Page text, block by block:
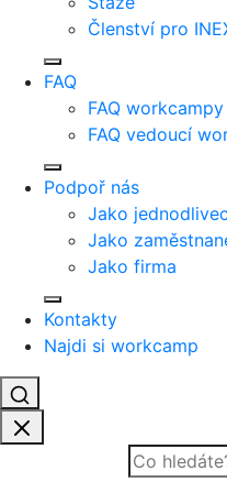
Členství pro
FAQ
FAQ
FAQ vedoucí
Podpoř nás
Jako jednodlivec
Jako
Jako firma
Kontakty
Najdi si workcamp